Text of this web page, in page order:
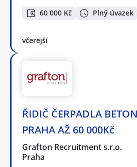
60 000 Kč Plný úvazek
včerejší
ŘIDIČ ČERPADLA
PRAHA AŽ 60 000Kč
Grafton Recruitment s.r.o.
Praha